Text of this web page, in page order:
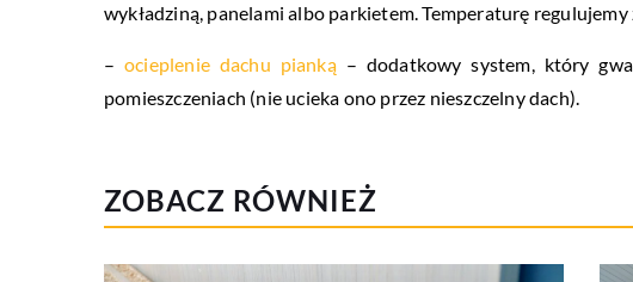
wykładziną, panelami albo parkietem. Temperaturę
–ocieplenie dachu pianką– dodatkowy system, który
pomieszczeniach (nie ucieka ono przez nieszczelny dach).
ZOBACZ RÓWNIEŻ